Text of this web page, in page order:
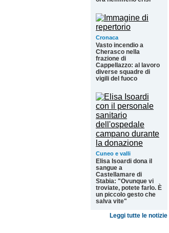
Cronaca
Vasto incendio a
Cherasco nella
frazione di
Cappellazzo: al lavoro
diverse squadre di
vigili del fuoco
Cuneo e valli
Elisa Isoardi dona il
sangue a
Castellamare di
Stabia: "Ovunque vi
troviate, potete farlo. È
un piccolo gesto che
salva vite"
Leggi tutte le notizie